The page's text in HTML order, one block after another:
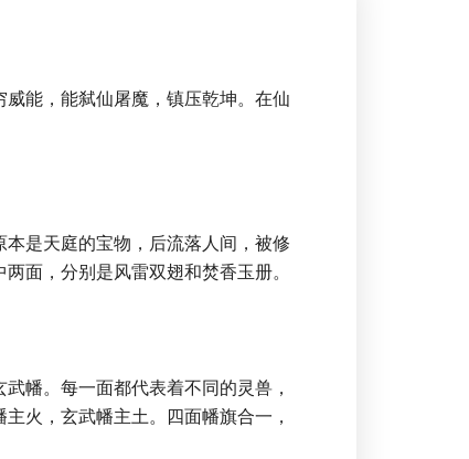
能，能弑仙屠魔，镇压乾坤。在仙
是天庭的宝物，后流落人间，被修
面，分别是风雷双翅和焚香玉册。
幡。每一面都代表着不同的灵兽，
火，玄武幡主土。四面幡旗合一，